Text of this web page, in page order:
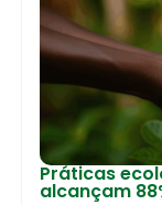
Práticas
alcançam